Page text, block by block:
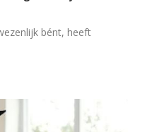
bént, heeft